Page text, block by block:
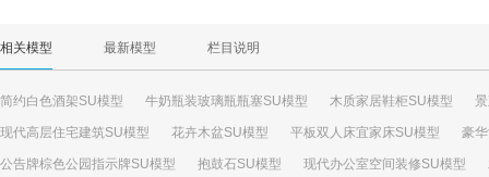
相关模型 最新模型 栏目说明
简约白色酒架SU模型 牛奶瓶装玻璃瓶瓶塞SU模型 木质家居鞋柜SU模型
现代高层住宅建筑SU模型 花卉木盆SU模型 平板双人床宜家床SU模型 豪
公告牌棕色公园指示牌SU模型 抱鼓石SU模型 现代办公室空间装修SU模型